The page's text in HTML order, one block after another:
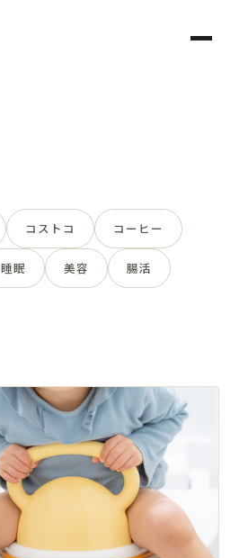
コストコ コーヒー
睡眠 美容 腸活